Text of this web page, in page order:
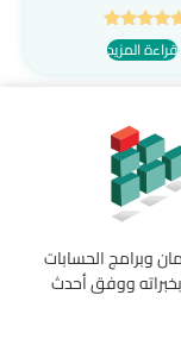
تم التقييم
5.00
قراءة المزيد
وبرامج الحسابات
ووفق أحدث